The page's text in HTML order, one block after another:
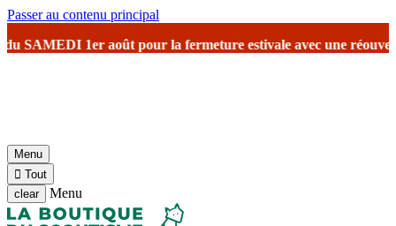
Passer au contenu principal
1er aoûtpour la fermeture estivaleavec une réouverture
Menu
 Tout
clear
Menu